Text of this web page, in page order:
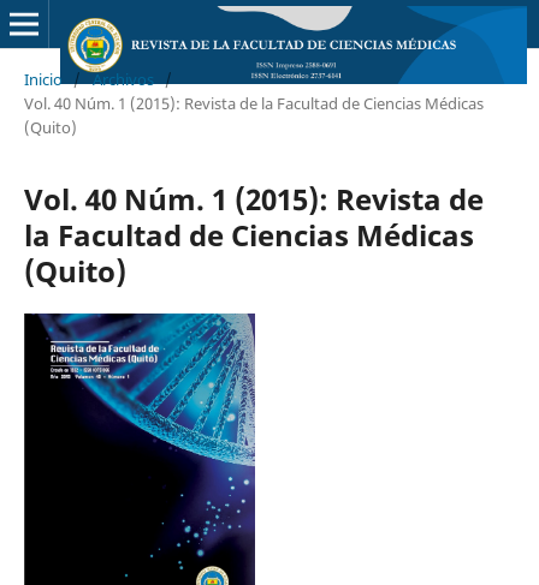
Inicio / Archivos /
Vol. 40 Núm. 1 (2015): Revista de la Facultad de Ciencias Médicas
(Quito)
Vol. 40 Núm. 1 (2015): Revista de
la Facultad de Ciencias Médicas
(Quito)